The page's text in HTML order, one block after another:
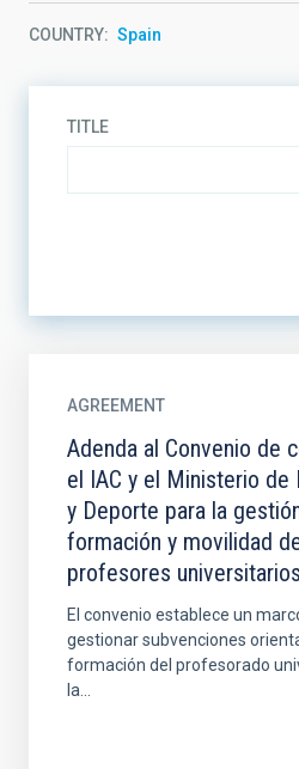
COUNTRY Spain
TITLE
AGREEMENT
Adenda al Convenio de
el IAC y el Ministerio de
y Deporte para la
formación y movilidad
profesores universitarios
El convenio establece un
gestionar subvenciones
formación del profesorado
la...